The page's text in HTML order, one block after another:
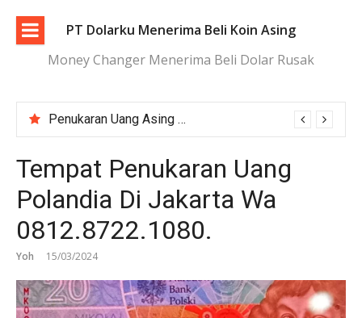
konten
PT Dolarku Menerima Beli Koin Asing
Money Changer Menerima Beli Dolar Rusak
Tukar Dolar Terdekat Jakarta dengan Proses Cepat dan Aman
Tempat Penukaran Uang
Polandia Di Jakarta Wa
0812.8722.1080.
Yoh 15/03/2024